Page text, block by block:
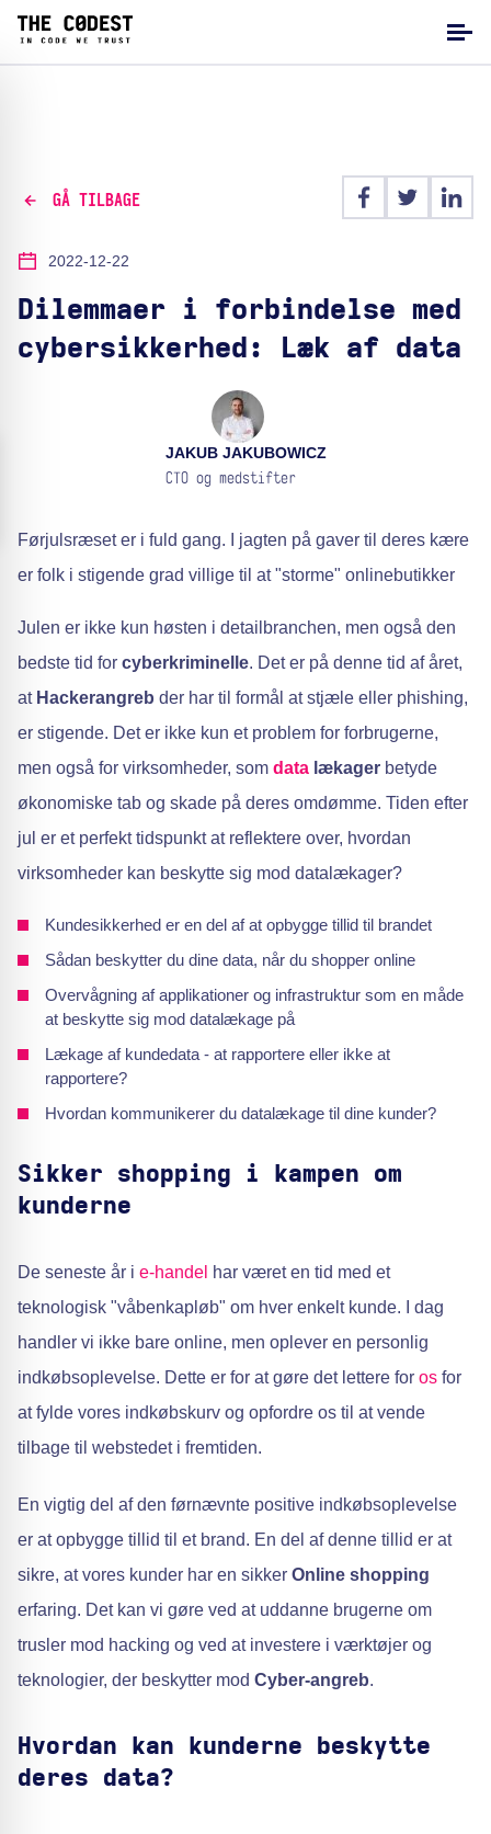
GÅ TILBAGE
2022-12-22
Dilemmaer i forbindelse med
cybersikkerhed: Læk af data
JAKUB JAKUBOWICZ
CTO og medstifter
Førjulsræset er i fuld gang. I jagten på gaver til deres kære
er folk i stigende grad villige til at "storme" onlinebutikker
Julen er ikke kun høsten i detailbranchen, men også den
bedste tid for cyberkriminelle. Det er på denne tid af året,
atHackerangreb der har til formål at stjæle eller phishing,
er stigende. Det er ikke kun et problem for forbrugerne,
men også for virksomheder, som data lækager betyde
økonomiske tab og skade på deres omdømme. Tiden efter
jul er et perfekt tidspunkt at reflektere over, hvordan
virksomheder kan beskytte sig mod datalækager?
Kundesikkerhed er en del af at opbygge tillid til brandet
Sådan beskytter du dine data, når du shopper online
Overvågning af applikationer og infrastruktur som en måde
at beskytte sig mod datalækage på
Lækage af kundedata - at rapportere eller ikke at
rapportere?
Hvordan kommunikerer du datalækage til dine kunder?
Sikker shopping i kampen om
kunderne
De seneste år i e-handel har været en tid med et
teknologisk "våbenkapløb" om hver enkelt kunde. I dag
handler vi ikke bare online, men oplever en personlig
indkøbsoplevelse. Dette er for at gøre det lettere for os for
at fylde vores indkøbskurv og opfordre os til at vende
tilbage til webstedet i fremtiden.
En vigtig del af den førnævnte positive indkøbsoplevelse
er at opbygge tillid til et brand. En del af denne tillid er at
sikre, at vores kunder har en sikker Online shopping
erfaring. Det kan vi gøre ved at uddanne brugerne om
trusler mod hacking og ved at investere i værktøjer og
teknologier, der beskytter mod Cyber-angreb.
Hvordan kan kunderne beskytte
deres data?